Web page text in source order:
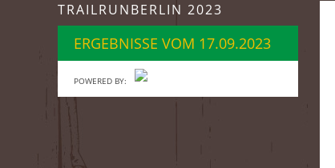
TRAILRUNBERLIN 2023
ERGEBNISSE VOM 17.09.2023
POWERED BY: